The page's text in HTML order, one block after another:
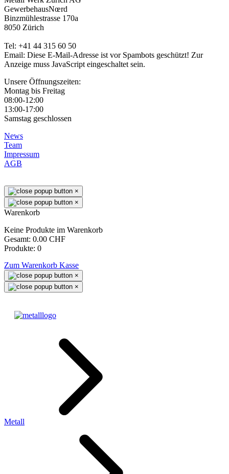
GewerbehausNœrd
Binzmühlestrasse 170a
8050 Zürich
Tel: +41 44 315 60 50
Email: Diese E-Mail-Adresse ist vor Spambots geschützt! Zur
Anzeige muss JavaScript eingeschaltet sein.
Unsere Öffnungszeiten:
Montag bis Freitag
08:00-12:00
13:00-17:00
Samstag geschlossen
News
Team
Impressum
AGB
×
×
Warenkorb
Keine Produkte im Warenkorb
Gesamt: 0.00 CHF
Produkte: 0
Zum Warenkorb Kasse
×
×
Metall